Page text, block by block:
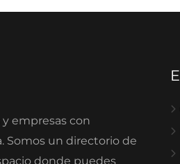
empresas con
Somos un directorio de
donde puedes